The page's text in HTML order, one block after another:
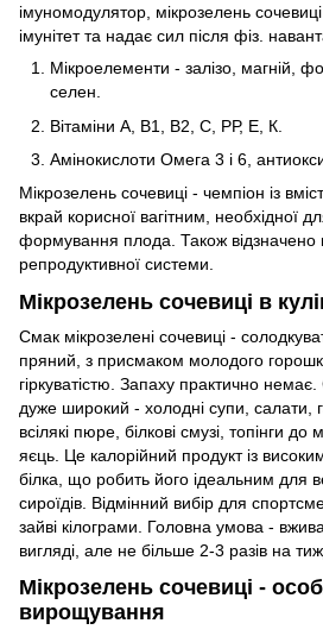
імуномодулятор, мікрозелень
імунітет та надає сил після фіз.
Мікроелементи - залізо, магній,
селен.
Вітаміни А, В1, В2, С, РР, Е, К.
Амінокислоти Омега 3 і 6,
Мікрозелень сочевиці - чемпіон із
вкрай корисної вагітним, необхідної
формування плода. Також відзначено
репродуктивної системи.
Мікрозелень сочевиці в
Смак мікрозелені сочевиці -
пряний, з присмаком молодого
гіркуватістю. Запаху практично
дуже широкий - холодні супи, салати,
всілякі пюре, білкові смузі, топінги
яєць. Це калорійний продукт із
білка, що робить його ідеальним для
сироїдів. Відмінний вибір для
зайві кілограми. Головна умова -
вигляді, але не більше 2-3 разів на
Мікрозелень сочевиці -
вирощування